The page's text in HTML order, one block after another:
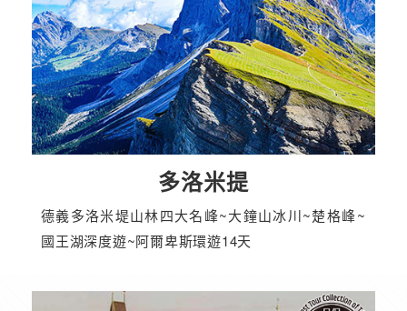
多洛米提
德義多洛米堤山林四大名峰~大鐘山冰川~楚格峰~
國王湖深度遊~阿爾卑斯環遊14天